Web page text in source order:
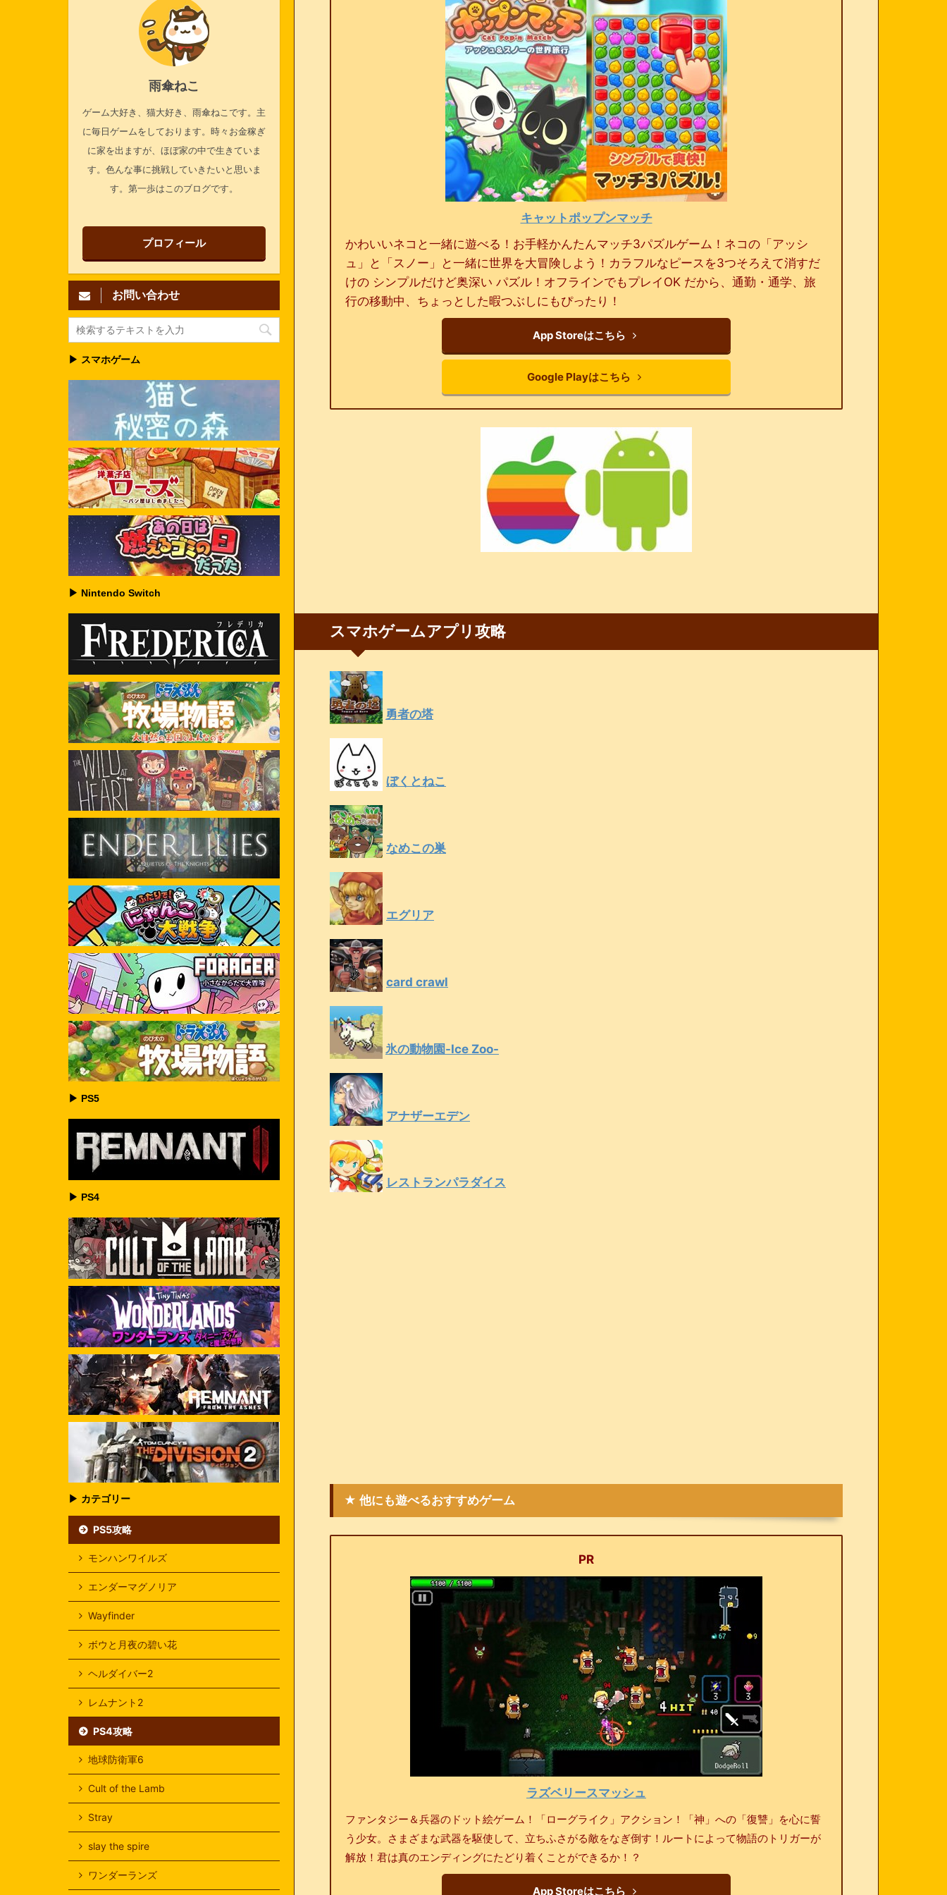
キャットポップンマッチ
かわいいネコと一緒に遊べる！お手軽かんたんマッチ3パズルゲーム！ネコの「アッシ
ュ」と「スノー」と一緒に世界を大冒険しよう！カラフルなピースを3つそろえて消すだ
けの シンプルだけど奥深い パズル！オフラインでもプレイOK だから、通勤・通学、旅
行の移動中、ちょっとした暇つぶしにもぴったり！
App Storeはこちら
Google Playはこちら
スマホゲームアプリ攻略
勇者の塔
ぼくとねこ
なめこの巣
エグリア
card crawl
氷の動物園-Ice Zoo-
アナザーエデン
レストランパラダイス
★ 他にも遊べるおすすめゲーム
PR
ラズベリースマッシュ
ファンタジー＆兵器のドット絵ゲーム！「ローグライク」アクション！「神」への「復讐」を心に誓
う少女。さまざまな武器を駆使して、立ちふさがる敵をなぎ倒す！ルートによって物語のトリガーが
解放！君は真のエンディングにたどり着くことができるか！？
App Storeはこちら
雨傘ねこ
ゲーム大好き、猫大好き、雨傘ねこです。主
に毎日ゲームをしております。時々お金稼ぎ
に家を出ますが、ほぼ家の中で生きていま
す。色んな事に挑戦していきたいと思いま
す。第一歩はこのブログです。
プロフィール
お問い合わせ
▶ スマホゲーム
▶ Nintendo Switch
▶ PS5
▶ PS4
▶ カテゴリー
PS5攻略
モンハンワイルズ
エンダーマグノリア
Wayfinder
ボウと月夜の碧い花
ヘルダイバー2
レムナント2
PS4攻略
地球防衛軍6
Cult of the Lamb
Stray
slay the spire
ワンダーランズ